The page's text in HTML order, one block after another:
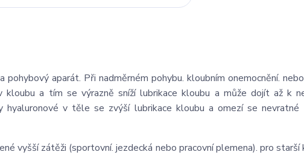
aparát. Při nadměrném pohybu. kloubním onemocnění.
kloubu a tím se výrazně sníží lubrikace kloubu a může dojít až k
hyaluronové v těle se zvýší lubrikace kloubu a omezí se nevratné
vyšší zátěži (sportovní. jezdecká nebo pracovní plemena). pro starší